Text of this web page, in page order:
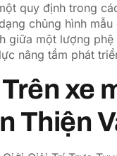
quy định trong
chủng hình
một lượng
nâng tầm phát
xe
Thiện